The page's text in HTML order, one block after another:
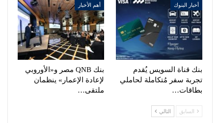
أخبار البنوك
بنك قناة السويس يُقدم
تجربة سفر مُتكاملة لحاملي
بطاقات…
أهم الأخبار
بنك QNB مصر و«الأوروبي
لإعادة الإعمار» ينظمان
ملتقى…
السابق التالي